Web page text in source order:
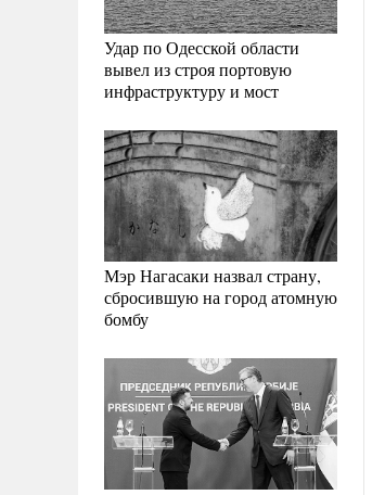
Удар по Одесской области
вывел из строя портовую
инфраструктуру и мост
Мэр Нагасаки назвал страну,
сбросившую на город атомную
бомбу